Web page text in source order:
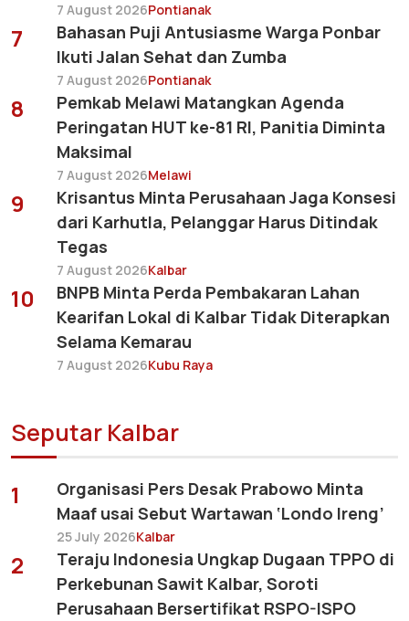
7 August 2026Pontianak
7
Bahasan Puji Antusiasme Warga Ponbar
Ikuti Jalan Sehat dan Zumba
7 August 2026Pontianak
8
Pemkab Melawi Matangkan Agenda
Peringatan HUT ke-81 RI, Panitia Diminta
Maksimal
7 August 2026Melawi
9
Krisantus Minta Perusahaan Jaga Konsesi
dari Karhutla, Pelanggar Harus Ditindak
Tegas
7 August 2026Kalbar
10
BNPB Minta Perda Pembakaran Lahan
Kearifan Lokal di Kalbar Tidak Diterapkan
Selama Kemarau
7 August 2026Kubu Raya
Seputar Kalbar
1
Organisasi Pers Desak Prabowo Minta
Maaf usai Sebut Wartawan ‘Londo Ireng’
25 July 2026Kalbar
2
Teraju Indonesia Ungkap Dugaan TPPO di
Perkebunan Sawit Kalbar, Soroti
Perusahaan Bersertifikat RSPO-ISPO